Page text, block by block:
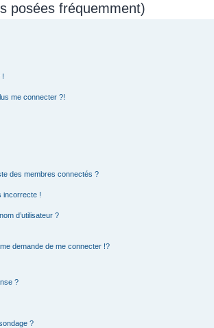
posées fréquemment)
!
me connecter ?!
des membres connectés ?
incorrecte !
d’utilisateur ?
demande de me connecter !?
?
?